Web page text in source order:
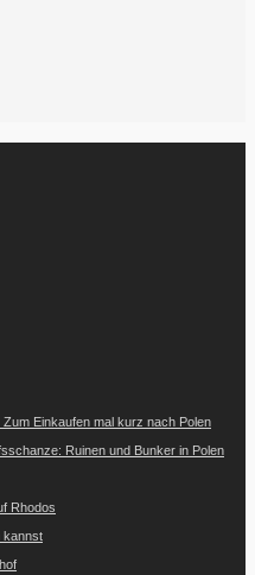
Einkaufen mal kurz nach Polen
Ruinen und Bunker in Polen
Rhodos
kannst